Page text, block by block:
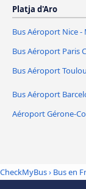
Platja d'Aro
Bus Aéroport Nice -
Bus Aéroport Paris
Bus Aéroport
Bus Aéroport
Aéroport Gérone-
CheckMyBus› Bus en